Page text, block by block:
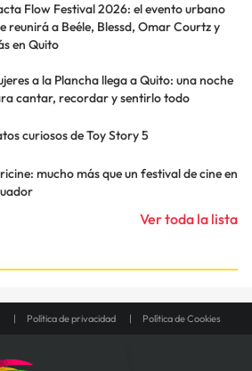
Flow Festival 2026: el evento urbano
reunirá a Beéle, Blessd, Omar Courtz y
en Quito
a la Plancha llega a Quito: una noche
cantar, recordar y sentirlo todo
curiosos de Toy Story 5
mucho más que un festival de cine en
Ver toda la lista
Política de privacidad Política de Cookies